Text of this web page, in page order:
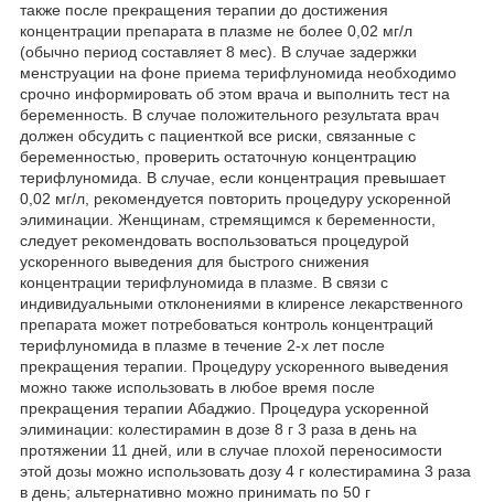
также после прекращения терапии до достижения
концентрации препарата в плазме не более 0,02 мг/л
(обычно период составляет 8 мес). В случае задержки
менструации на фоне приема терифлуномида необходимо
срочно информировать об этом врача и выполнить тест на
беременность. В случае положительного результата врач
должен обсудить с пациенткой все риски, связанные с
беременностью, проверить остаточную концентрацию
терифлуномида. В случае, если концентрация превышает
0,02 мг/л, рекомендуется повторить процедуру ускоренной
элиминации. Женщинам, стремящимся к беременности,
следует рекомендовать воспользоваться процедурой
ускоренного выведения для быстрого снижения
концентрации терифлуномида в плазме. В связи с
индивидуальными отклонениями в клиренсе лекарственного
препарата может потребоваться контроль концентраций
терифлуномида в плазме в течение 2-х лет после
прекращения терапии. Процедуру ускоренного выведения
можно также использовать в любое время после
прекращения терапии Абаджио. Процедура ускоренной
элиминации: колестирамин в дозе 8 г 3 раза в день на
протяжении 11 дней, или в случае плохой переносимости
этой дозы можно использовать дозу 4 г колестирамина 3 раза
в день; альтернативно можно принимать по 50 г